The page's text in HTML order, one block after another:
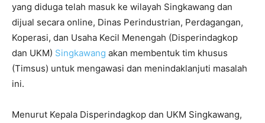
yang diduga telah masuk ke wilayah Singkawang dan
dijual secara online, Dinas Perindustrian, Perdagangan,
Koperasi, dan Usaha Kecil Menengah (Disperindagkop
dan UKM) Singkawang akan membentuk tim khusus
(Timsus) untuk mengawasi dan menindaklanjuti masalah
ini.
Menurut Kepala Disperindagkop dan UKM Singkawang,